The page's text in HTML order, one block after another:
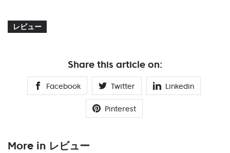
レビュー
Share this article on:
Facebook Twitter Linkedin
Pinterest
More in レビュー